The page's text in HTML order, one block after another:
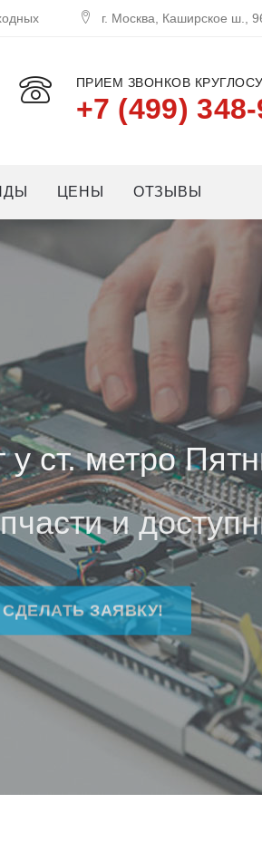
г. Москва, Каширское ш.,
ПРИЕМ ЗВОНКОВ
+7 (499)
ЦЕНЫ ОТЗЫВЫ
ст. метро
и
СДЕЛАТЬ ЗАЯВКУ!